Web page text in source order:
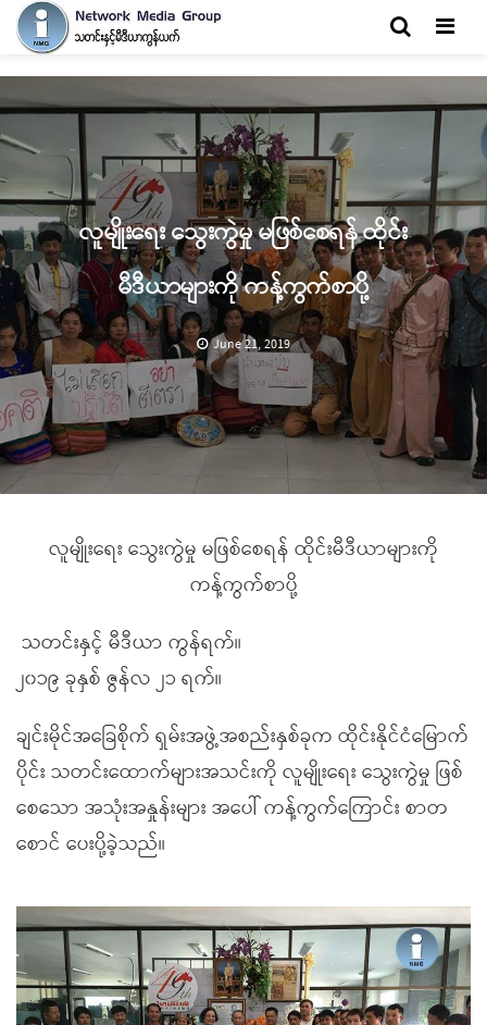
လူမျိုးရေး သွေးကွဲမှု မဖြစ်စေရန် ထိုင်း
မီဒီယာများကို ကန့်ကွက်စာပို့
June 21, 2019
လူမျိုးရေး သွေးကွဲမှု မဖြစ်စေရန် ထိုင်းမီဒီယာများကို
ကန့်ကွက်စာပို့
သတင်းနှင့် မီဒီယာ ကွန်ရက်။
၂၀၁၉ ခုနှစ် ဇွန်လ ၂၁ ရက်။
ချင်းမိုင်အခြေစိုက် ရှမ်းအဖွဲ့အစည်းနှစ်ခုက ထိုင်းနိုင်ငံမြောက်
ပိုင်း သတင်းထောက်များအသင်းကို လူမျိုးရေး သွေးကွဲမှု ဖြစ်
စေသော အသုံးအနှုန်းများ အပေါ် ကန့်ကွက်ကြောင်း စာတ
စောင် ပေးပို့ခဲ့သည်။